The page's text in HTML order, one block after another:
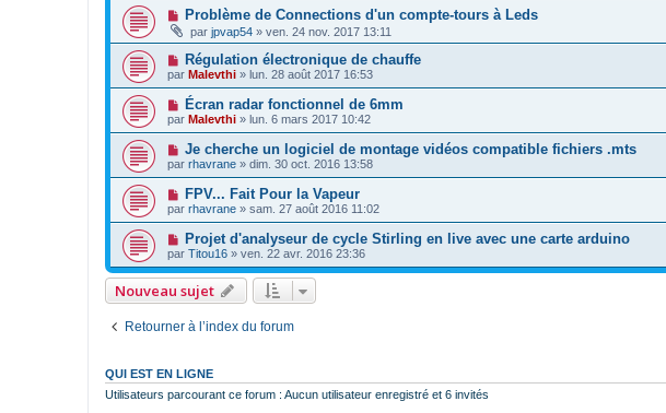
Problème de Connections d'un compte-tours à Leds
par jpvap54 » ven. 24 nov. 2017 13:11
Régulation électronique de chauffe
par Malevthi » lun. 28 août 2017 16:53
Écran radar fonctionnel de 6mm
par Malevthi » lun. 6 mars 2017 10:42
Je cherche un logiciel de montage vidéos compatible fichiers .mts
par rhavrane » dim. 30 oct. 2016 13:58
FPV... Fait Pour la Vapeur
par rhavrane » sam. 27 août 2016 11:02
Projet d'analyseur de cycle Stirling en live avec une carte arduino
par Titou16 » ven. 22 avr. 2016 23:36
Nouveau sujet
Retourner à l’index du forum
QUI EST EN LIGNE
Utilisateurs parcourant ce forum : Aucun utilisateur enregistré et 6 invités